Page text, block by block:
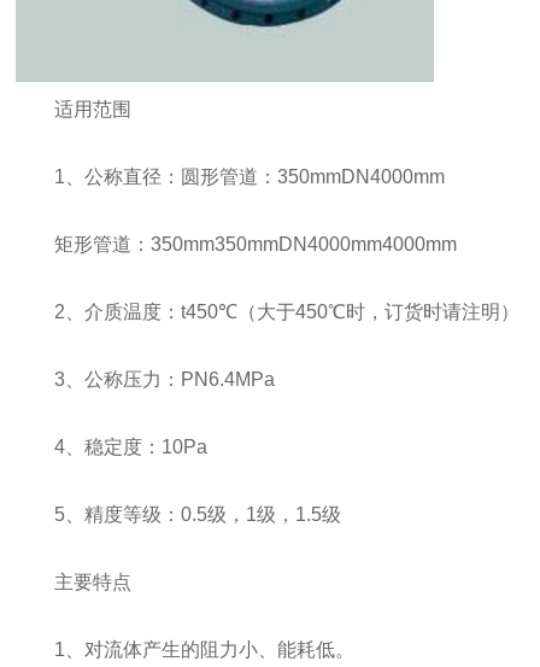
适用范围
1、公称直径：圆形管道：350mmDN4000mm
矩形管道：350mm350mmDN4000mm4000mm
2、介质温度：t450℃（大于450℃时，订货时请注明）
3、公称压力：PN6.4MPa
4、稳定度：10Pa
5、精度等级：0.5级，1级，1.5级
主要特点
1、对流体产生的阻力小、能耗低。